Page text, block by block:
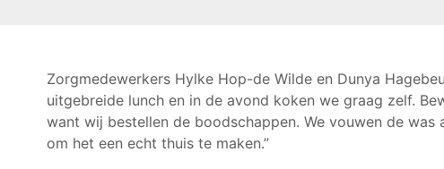
Zorgmedewerkers Hylke Hop-de Wilde en Dunya
uitgebreide lunch en in de avond koken we graag zelf.
want wij bestellen de boodschappen. We vouwen de
om het een echt thuis te maken.”